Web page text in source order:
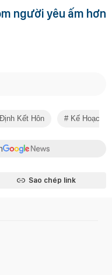
người yêu ấm hơn
Kết Hôn Kế Hoạch
Sao chép link